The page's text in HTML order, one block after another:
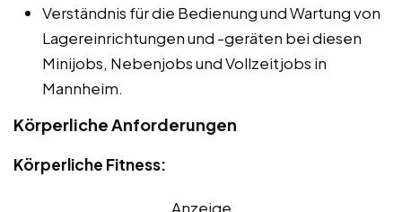
Verständnis für die Bedienung und Wartung von
Lagereinrichtungen und -geräten bei diesen
Minijobs, Nebenjobs und Vollzeitjobs in
Mannheim.
Körperliche Anforderungen
Körperliche Fitness:
Anzeige